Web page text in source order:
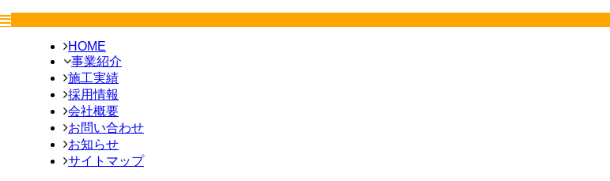
HOME
事業紹介
施工実績
採用情報
会社概要
お問い合わせ
お知らせ
サイトマップ